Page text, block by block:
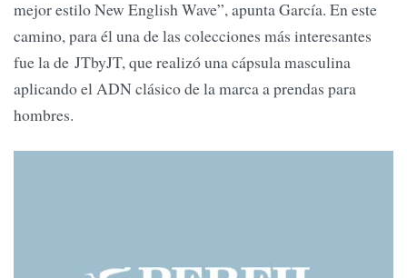
mejor estilo New English Wave”, apunta García. En este
camino, para él una de las colecciones más interesantes
fue la de JTbyJT, que realizó una cápsula masculina
aplicando el ADN clásico de la marca a prendas para
hombres.